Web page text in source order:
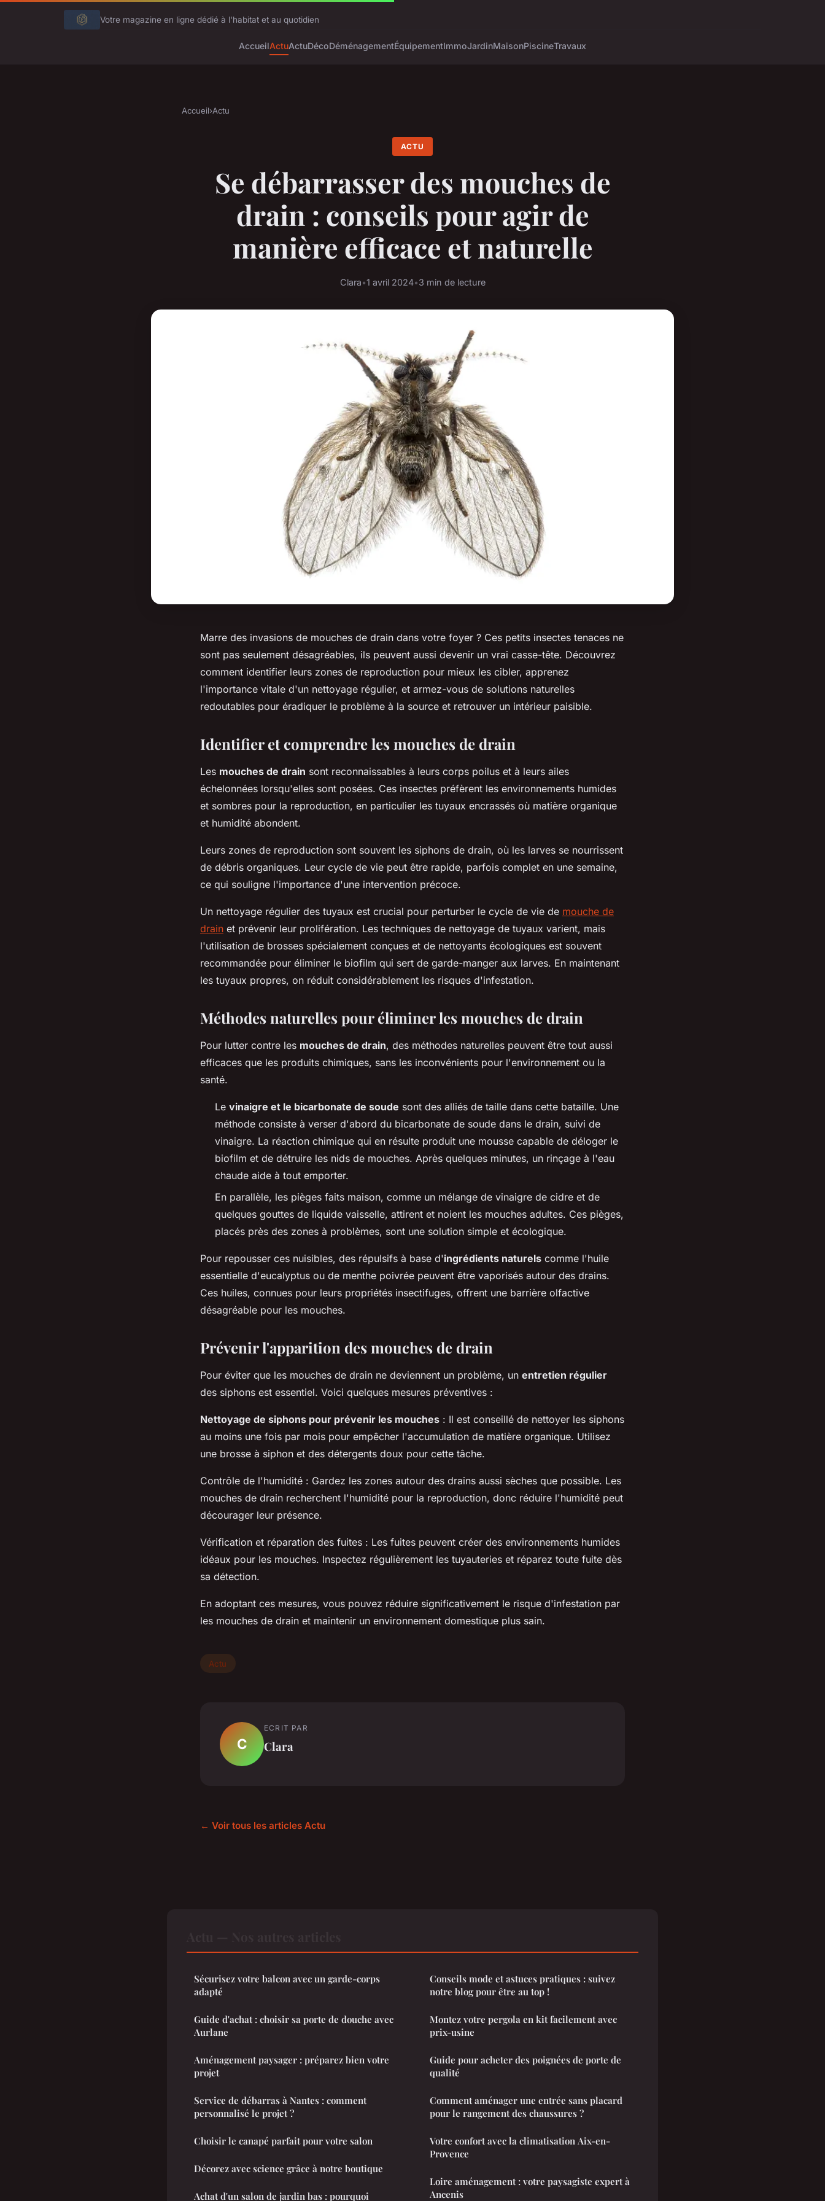
Votre magazine en ligne dédié à l'habitat et au quotidien
AccueilActuActuDécoDéménagementÉquipementImmoJardinMaisonPiscineTravaux
Accueil›Actu
ACTU
Se débarrasser des mouches de
drain : conseils pour agir de
manière efficace et naturelle
Clara•1 avril 2024•3 min de lecture
Marre des invasions de mouches de drain dans votre foyer ? Ces petits insectes tenaces ne
sont pas seulement désagréables, ils peuvent aussi devenir un vrai casse-tête. Découvrez
comment identifier leurs zones de reproduction pour mieux les cibler, apprenez
l'importance vitale d'un nettoyage régulier, et armez-vous de solutions naturelles
redoutables pour éradiquer le problème à la source et retrouver un intérieur paisible.
Identifier et comprendre les mouches de drain
Les mouches de drain sont reconnaissables à leurs corps poilus et à leurs ailes
échelonnées lorsqu'elles sont posées. Ces insectes préfèrent les environnements humides
et sombres pour la reproduction, en particulier les tuyaux encrassés où matière organique
et humidité abondent.
Leurs zones de reproduction sont souvent les siphons de drain, où les larves se nourrissent
de débris organiques. Leur cycle de vie peut être rapide, parfois complet en une semaine,
ce qui souligne l'importance d'une intervention précoce.
Un nettoyage régulier des tuyaux est crucial pour perturber le cycle de vie de mouche de
drain et prévenir leur prolifération. Les techniques de nettoyage de tuyaux varient, mais
l'utilisation de brosses spécialement conçues et de nettoyants écologiques est souvent
recommandée pour éliminer le biofilm qui sert de garde-manger aux larves. En maintenant
les tuyaux propres, on réduit considérablement les risques d'infestation.
Méthodes naturelles pour éliminer les mouches de drain
Pour lutter contre les mouches de drain, des méthodes naturelles peuvent être tout aussi
efficaces que les produits chimiques, sans les inconvénients pour l'environnement ou la
santé.
Le vinaigre et le bicarbonate de soude sont des alliés de taille dans cette bataille. Une
méthode consiste à verser d'abord du bicarbonate de soude dans le drain, suivi de
vinaigre. La réaction chimique qui en résulte produit une mousse capable de déloger le
biofilm et de détruire les nids de mouches. Après quelques minutes, un rinçage à l'eau
chaude aide à tout emporter.
En parallèle, les pièges faits maison, comme un mélange de vinaigre de cidre et de
quelques gouttes de liquide vaisselle, attirent et noient les mouches adultes. Ces pièges,
placés près des zones à problèmes, sont une solution simple et écologique.
Pour repousser ces nuisibles, des répulsifs à base d'ingrédients naturels comme l'huile
essentielle d'eucalyptus ou de menthe poivrée peuvent être vaporisés autour des drains.
Ces huiles, connues pour leurs propriétés insectifuges, offrent une barrière olfactive
désagréable pour les mouches.
Prévenir l'apparition des mouches de drain
Pour éviter que les mouches de drain ne deviennent un problème, un entretien régulier
des siphons est essentiel. Voici quelques mesures préventives :
Nettoyage de siphons pour prévenir les mouches : Il est conseillé de nettoyer les siphons
au moins une fois par mois pour empêcher l'accumulation de matière organique. Utilisez
une brosse à siphon et des détergents doux pour cette tâche.
Contrôle de l'humidité : Gardez les zones autour des drains aussi sèches que possible. Les
mouches de drain recherchent l'humidité pour la reproduction, donc réduire l'humidité peut
décourager leur présence.
Vérification et réparation des fuites : Les fuites peuvent créer des environnements humides
idéaux pour les mouches. Inspectez régulièrement les tuyauteries et réparez toute fuite dès
sa détection.
En adoptant ces mesures, vous pouvez réduire significativement le risque d'infestation par
les mouches de drain et maintenir un environnement domestique plus sain.
Actu
C
ECRIT PAR
Clara
← Voir tous les articles Actu
Sécurisez votre balcon avec un garde-corps
adapté
Guide d'achat : choisir sa porte de douche avec
Aurlane
Aménagement paysager : préparez bien votre
projet
Service de débarras à Nantes : comment
personnalisé le projet ?
Choisir le canapé parfait pour votre salon
Décorez avec science grâce à notre boutique
Achat d'un salon de jardin bas : pourquoi
Conseils mode et astuces pratiques : suivez
notre blog pour être au top !
Montez votre pergola en kit facilement avec
prix-usine
Guide pour acheter des poignées de porte de
qualité
Comment aménager une entrée sans placard
pour le rangement des chaussures ?
Votre confort avec la climatisation Aix-en-
Provence
Loire aménagement : votre paysagiste expert à
Ancenis